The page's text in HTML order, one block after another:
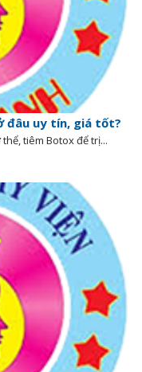
đâu uy tín, giá tốt?
tiêm Botox để trị...